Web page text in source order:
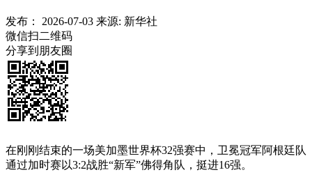
发布： 2026-07-03 来源: 新华社
微信扫二维码
分享到朋友圈
在刚刚结束的一场美加墨世界杯32强赛中，卫冕冠军阿根廷队
通过加时赛以3:2战胜“新军”佛得角队，挺进16强。